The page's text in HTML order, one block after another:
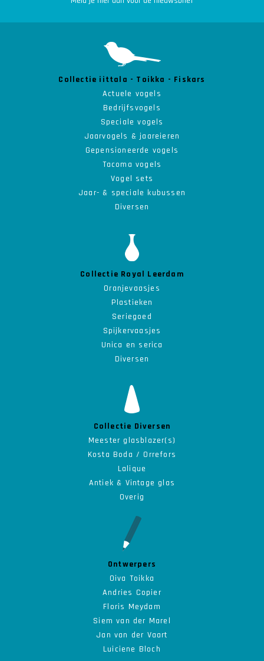
Collectie iittala - Toikka - Fiskars
Actuele vogels
Bedrijfsvogels
Speciale vogels
Jaarvogels & jaareieren
Gepensioneerde vogels
Tacoma vogels
Vogel sets
Jaar- & speciale kubussen
Diversen
Collectie Royal Leerdam
Oranjevaasjes
Plastieken
Seriegoed
Spijkervaasjes
Unica en serica
Diversen
Collectie Diversen
Meester glasblazer(s)
Kosta Boda / Orrefors
Lalique
Antiek & Vintage glas
Overig
Ontwerpers
Oiva Toikka
Andries Copier
Floris Meydam
Siem van der Marel
Jan van der Vaart
Luiciene Bloch